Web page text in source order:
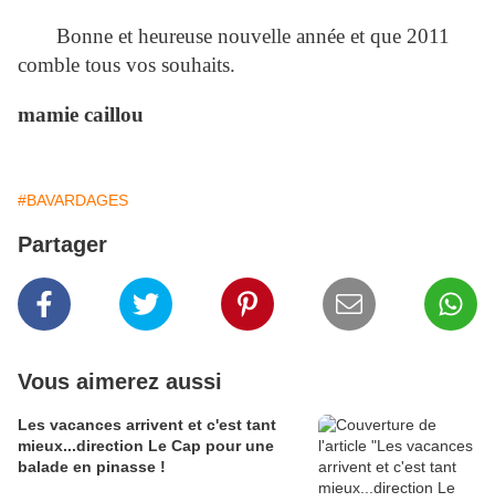
Bonne et heureuse nouvelle année et que 2011
comble tous vos souhaits.
mamie caillou
#BAVARDAGES
Partager
Vous aimerez aussi
Les vacances arrivent et c'est tant
mieux...direction Le Cap pour une
balade en pinasse !